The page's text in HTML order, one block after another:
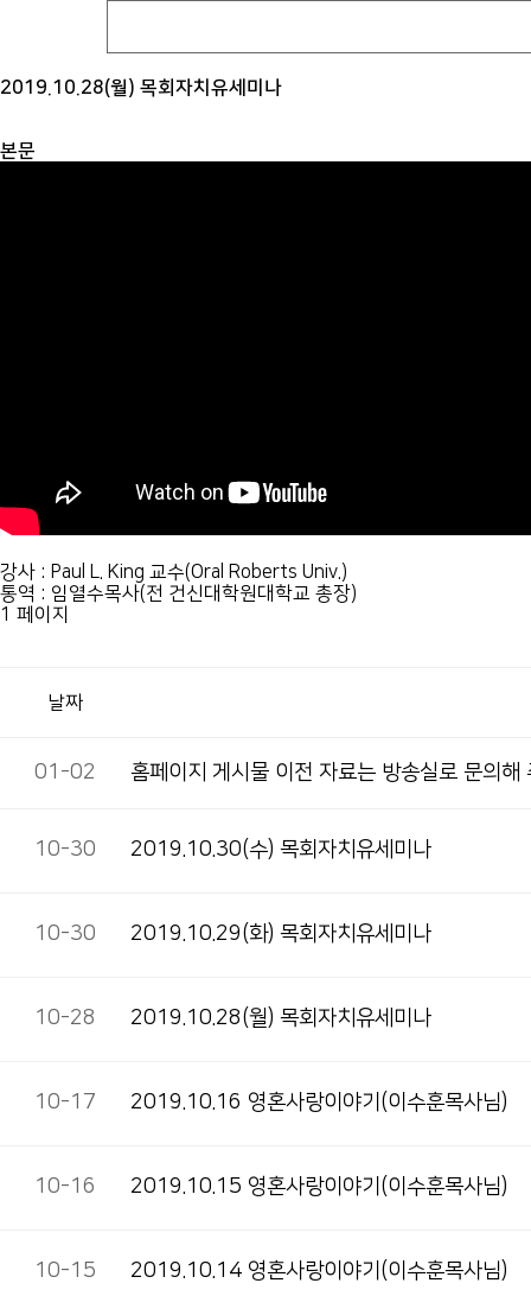
2019.10.28(월) 목회자치유세미나
본문
강사 : Paul L. King 교수(Oral Roberts Univ.)
통역 : 임열수목사(전 건신대학원대학교 총장)
1 페이지
날짜
01-02 홈페이지 게시물 이전 자료는 방송실로 문의해
10-30 2019.10.30(수) 목회자치유세미나
10-30 2019.10.29(화) 목회자치유세미나
10-28 2019.10.28(월) 목회자치유세미나
10-17 2019.10.16 영혼사랑이야기(이수훈목사님)
10-16 2019.10.15 영혼사랑이야기(이수훈목사님)
10-15 2019.10.14 영혼사랑이야기(이수훈목사님)